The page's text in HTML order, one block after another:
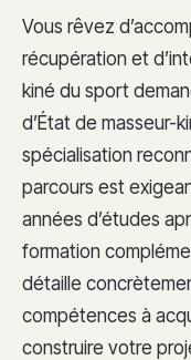
Vous rêvez
récupération et
kiné du sport
d’État de masseur-
spécialisation
parcours est
années d’études
formation
détaille
compétences à
construire votre